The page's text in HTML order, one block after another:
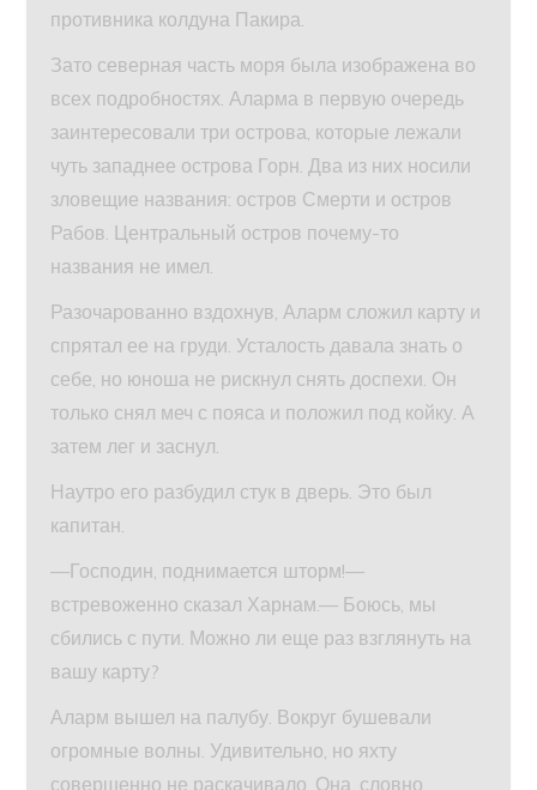
противника колдуна Пакира.
Зато северная часть моря была изображена во
всех подробностях. Аларма в первую очередь
заинтересовали три острова, которые лежали
чуть западнее острова Горн. Два из них носили
зловещие названия: остров Смерти и остров
Рабов. Центральный остров почему-то
названия не имел.
Разочарованно вздохнув, Аларм сложил карту и
спрятал ее на груди. Усталость давала знать о
себе, но юноша не рискнул снять доспехи. Он
только снял меч с пояса и положил под койку. А
затем лег и заснул.
Наутро его разбудил стук в дверь. Это был
капитан.
—Господин, поднимается шторм!—
встревоженно сказал Харнам.— Боюсь, мы
сбились с пути. Можно ли еще раз взглянуть на
вашу карту?
Аларм вышел на палубу. Вокруг бушевали
огромные волны. Удивительно, но яхту
совершенно не раскачивало. Она, словно